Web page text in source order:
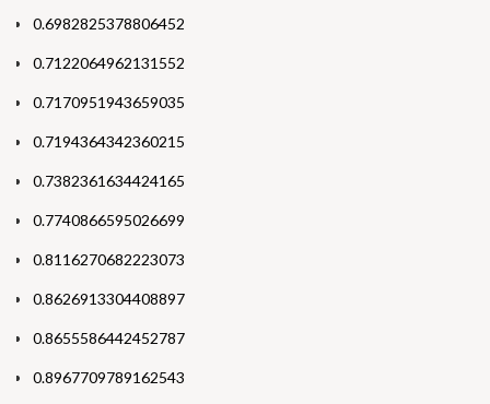
0.6982825378806452
0.7122064962131552
0.7170951943659035
0.7194364342360215
0.7382361634424165
0.7740866595026699
0.8116270682223073
0.8626913304408897
0.8655586442452787
0.8967709789162543